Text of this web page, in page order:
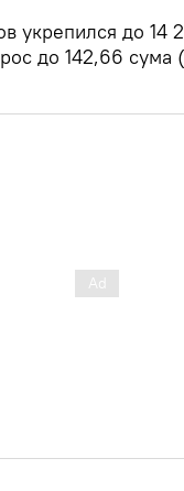
укрепился до 14
до 142,66 сума